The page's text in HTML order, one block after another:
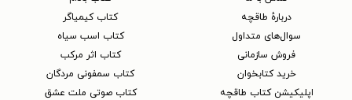
دربارهٔ طاقچه
سوال‌های متداول
فروش سازمانی
خرید کتابخوان
اپلیکیشن کتاب طاقچه
کتاب کیمیاگر
کتاب اسب سیاه
کتاب اثر مرکب
کتاب سمفونی مردگان
کتاب صوتی ملت عشق